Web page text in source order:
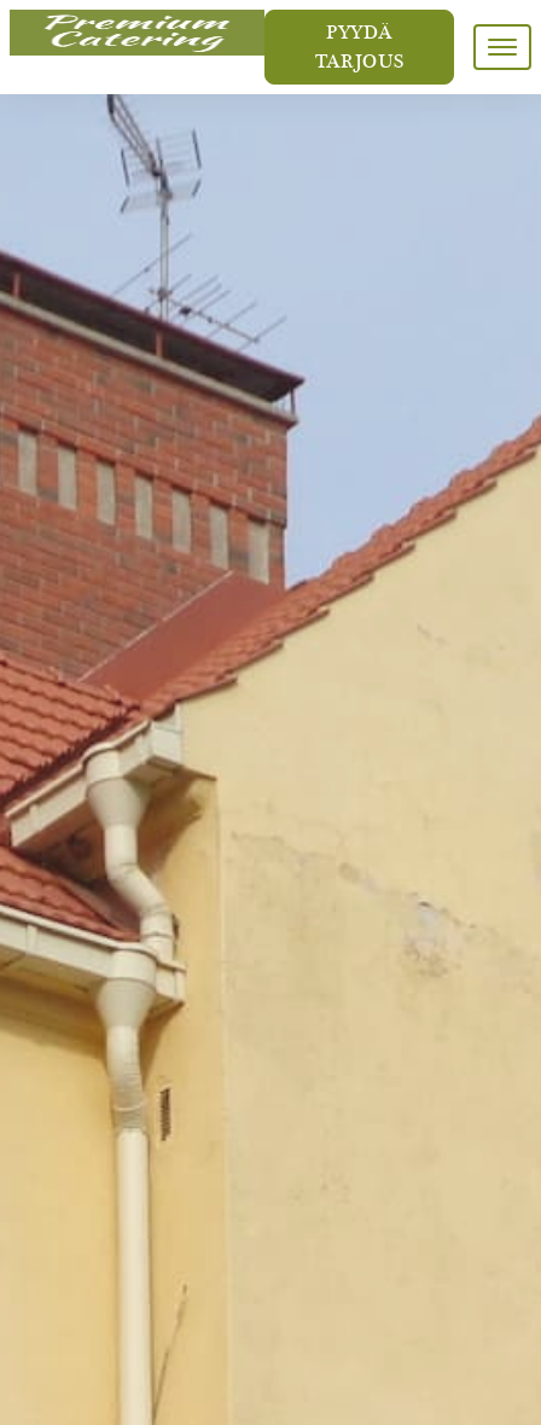
PYYDÄ
TARJOUS
Meny
ETUSIVU
CATERING & PITOPALVELU
YRITYSTILAISUUDET
HÄÄT
MENUT
LOUNAS
VALLMOGÅRD
Juhlatila
Kokoustila
YHTEYSTIEDOT